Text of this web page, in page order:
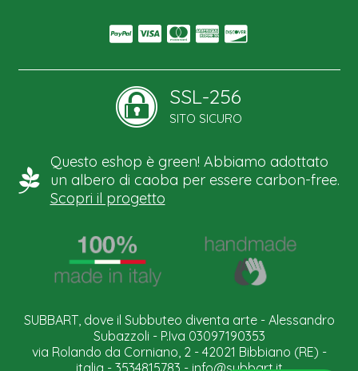
SSL-256
SITO SICURO
Questo eshop è green! Abbiamo adottato
un albero di caoba per essere carbon-free.
Scopri il progetto
SUBBART, dove il Subbuteo diventa arte - Alessandro
Subazzoli - P.Iva 03097190353
via Rolando da Corniano, 2 - 42021 Bibbiano (RE) -
italia - 3534815783 - info@subbart.it